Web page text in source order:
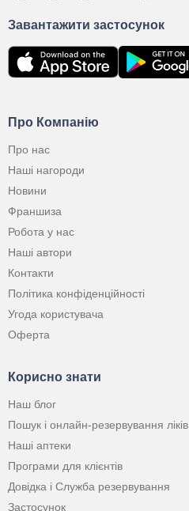
Про Компанію
Про нас
Наші нагороди
Новини
Франшиза
Робота у нас
Наші автори
Контакти
Політика конфіденційності
Угода користувача
Оферта
Корисно знати
Наш блог
Пошук і онлайн-резервування ліків
Наші аптеки
Програми для клієнтів
Довідка і Служба резервування
Застосунок
Завантажити застосунок